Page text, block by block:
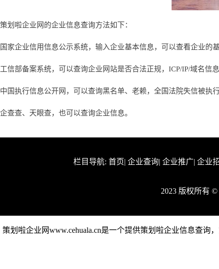
策划啦企业网的企业信息查询方法如下：
国家企业信用信息公示系统，输入企业基本信息，可以查看企业的
工信部备案系统，可以查询企业网站是否合法正规，ICP/IP/域名信
中国执行信息公开网，可以查询黑名单、老赖，全国法院失信被执
企查查、天眼查，也可以查询企业信息。
栏目导航: 首页| 企业查询| 企业推广| 企业
2023 版权所有
策划啦企业网www.cehuala.cn是一个提供策划啦企业信息查